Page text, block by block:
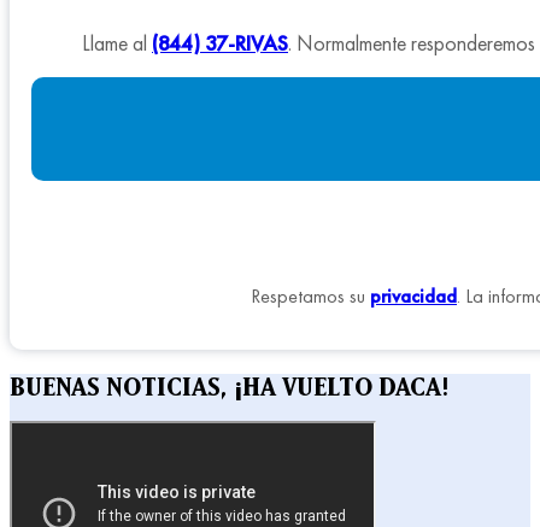
Llame al (844) 37-RIVAS. Normalmente
Respetamos su privacidad. La
BUENAS NOTICIAS, ¡HA VUELTO DACA!